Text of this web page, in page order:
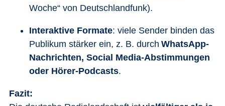
Woche“ von Deutschlandfunk).
Interaktive Formate: viele Sender binden das
Publikum stärker ein, z. B. durch WhatsApp-
Nachrichten, Social Media-Abstimmungen
oder Hörer-Podcasts.
Fazit: